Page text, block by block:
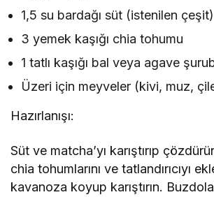
1,5 su bardağı süt (istenilen çeşit)
3 yemek kaşığı chia tohumu
1 tatlı kaşığı bal veya agave
Üzeri için meyveler (kivi, muz,
Hazırlanışı:
Süt ve matcha’yı karıştırıp
chia tohumlarını ve tatlandırıcıyı
kavanoza koyup karıştırın.